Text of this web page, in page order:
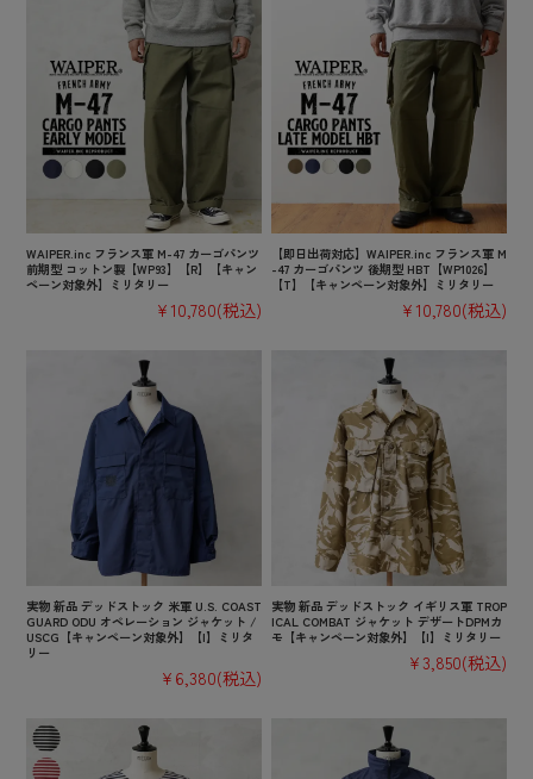
WAIPER.inc フランス軍 M-47 カーゴパンツ
前期型 コットン製【WP93】【R】【キャン
ペーン対象外】ミリタリー
¥10,780(税込)
【即日出荷対応】WAIPER.inc フランス軍 M
-47 カーゴパンツ 後期型 HBT【WP1026】
【T】【キャンペーン対象外】ミリタリー
¥10,780(税込)
実物 新品 デッドストック 米軍 U.S. COAST
GUARD ODU オペレーション ジャケット /
USCG【キャンペーン対象外】【I】ミリタ
リー
¥6,380(税込)
実物 新品 デッドストック イギリス軍 TROP
ICAL COMBAT ジャケット デザートDPMカ
モ【キャンペーン対象外】【I】ミリタリー
¥3,850(税込)